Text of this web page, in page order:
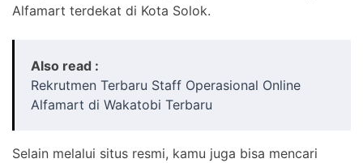
Alfamart terdekat di Kota Solok.
Also read :
Rekrutmen Terbaru Staff Operasional Online
Alfamart di Wakatobi Terbaru
Selain melalui situs resmi, kamu juga bisa mencari